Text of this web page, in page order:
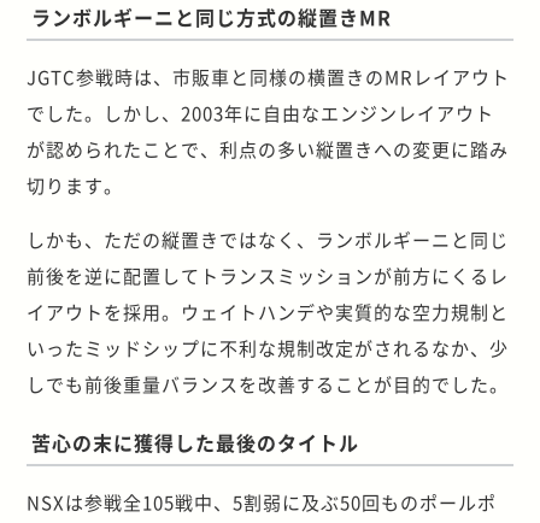
ランボルギーニと同じ方式の縦置きMR
JGTC参戦時は、市販車と同様の横置きのMRレイアウト
でした。しかし、2003年に自由なエンジンレイアウト
が認められたことで、利点の多い縦置きへの変更に踏み
切ります。
しかも、ただの縦置きではなく、ランボルギーニと同じ
前後を逆に配置してトランスミッションが前方にくるレ
イアウトを採用。ウェイトハンデや実質的な空力規制と
いったミッドシップに不利な規制改定がされるなか、少
しでも前後重量バランスを改善することが目的でした。
苦心の末に獲得した最後のタイトル
NSXは参戦全105戦中、5割弱に及ぶ50回ものポールポ